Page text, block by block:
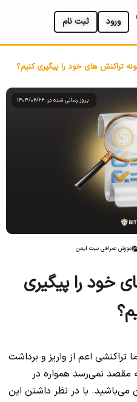
ثبت نام ورود
تراکنش های خود را پیگیری کنیم؟
بروز رسانی شده در: 1404/06/26
آموزش صرافی بیت ایمن
خود را پیگیری
تراکنشی اعم از واریز و برداشت
مقصد نمی‌رسد همواره در
با در نظر داشتن این